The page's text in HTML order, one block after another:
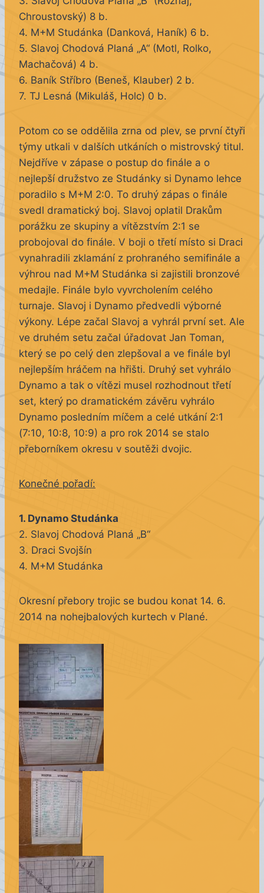
Chroustovský) 8 b.
4. M+M Studánka (Danková, Haník) 6 b.
5. Slavoj Chodová Planá „A“ (Motl, Rolko,
Machačová) 4 b.
6. Baník Stříbro (Beneš, Klauber) 2 b.
7. TJ Lesná (Mikuláš, Holc) 0 b.
Potom co se oddělila zrna od plev, se první čtyři
týmy utkali v dalších utkáních o mistrovský titul.
Nejdříve v zápase o postup do finále a o
nejlepší družstvo ze Studánky si Dynamo lehce
poradilo s M+M 2:0. To druhý zápas o finále
svedl dramatický boj. Slavoj oplatil Drakům
porážku ze skupiny a vítězstvím 2:1 se
probojoval do finále. V boji o třetí místo si Draci
vynahradili zklamání z prohraného semifinále a
výhrou nad M+M Studánka si zajistili bronzové
medajle. Finále bylo vyvrcholením celého
turnaje. Slavoj i Dynamo předvedli výborné
výkony. Lépe začal Slavoj a vyhrál první set. Ale
ve druhém setu začal úřadovat Jan Toman,
který se po celý den zlepšoval a ve finále byl
nejlepším hráčem na hřišti. Druhý set vyhrálo
Dynamo a tak o vítězi musel rozhodnout třetí
set, který po dramatickém závěru vyhrálo
Dynamo posledním míčem a celé utkání 2:1
(7:10, 10:8, 10:9) a pro rok 2014 se stalo
přeborníkem okresu v soutěži dvojic.
Konečné pořadí:
1. Dynamo Studánka
2. Slavoj Chodová Planá „B“
3. Draci Svojšín
4. M+M Studánka
Okresní přebory trojic se budou konat 14. 6.
2014 na nohejbalových kurtech v Plané.